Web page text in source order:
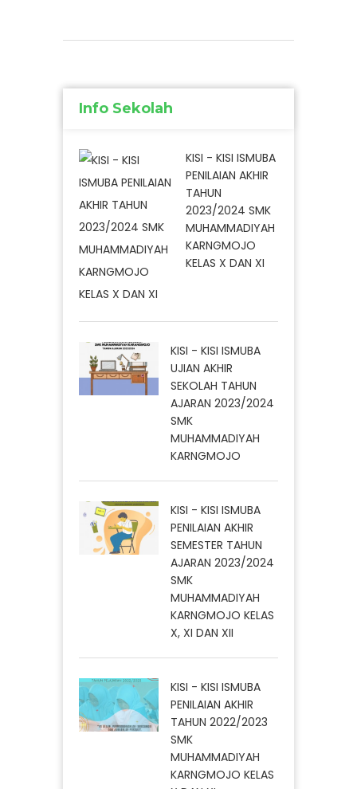
Info Sekolah
KISI - KISI ISMUBA
PENILAIAN AKHIR
TAHUN
2023/2024 SMK
MUHAMMADIYAH
KARNGMOJO
KELAS X DAN XI
KISI - KISI ISMUBA
UJIAN AKHIR
SEKOLAH TAHUN
AJARAN 2023/2024
SMK
MUHAMMADIYAH
KARNGMOJO
KISI - KISI ISMUBA
PENILAIAN AKHIR
SEMESTER TAHUN
AJARAN 2023/2024
SMK
MUHAMMADIYAH
KARNGMOJO KELAS
X, XI DAN XII
KISI - KISI ISMUBA
PENILAIAN AKHIR
TAHUN 2022/2023
SMK
MUHAMMADIYAH
KARNGMOJO KELAS